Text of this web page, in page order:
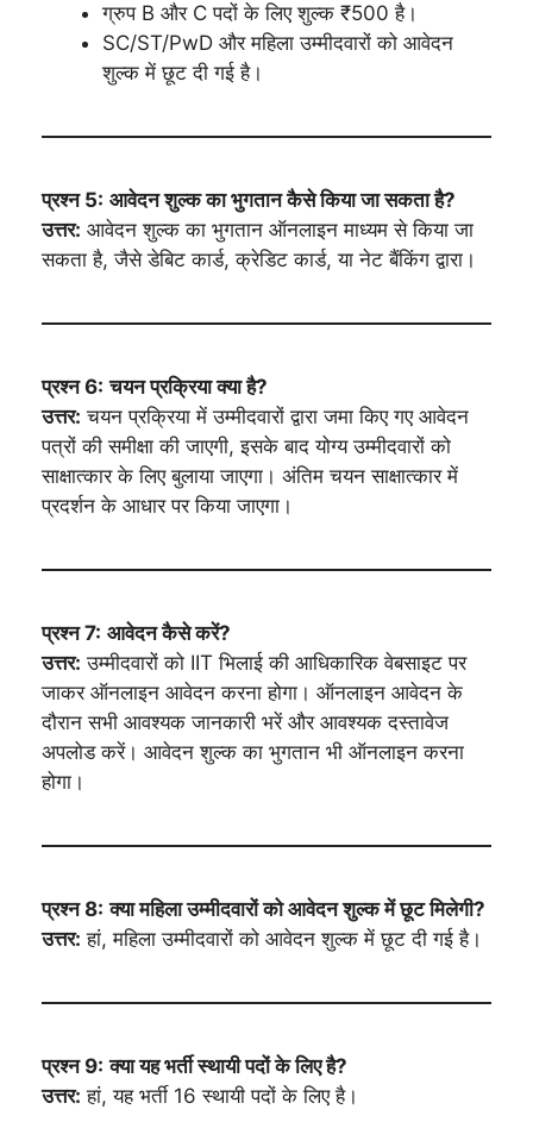
ग्रुप B और C पदों के लिए शुल्क ₹500 है।
SC/ST/PwD और महिला उम्मीदवारों को आवेदन
शुल्क में छूट दी गई है।
प्रश्न 5: आवेदन शुल्क का भुगतान कैसे किया जा सकता है?
उत्तर: आवेदन शुल्क का भुगतान ऑनलाइन माध्यम से किया जा
सकता है, जैसे डेबिट कार्ड, क्रेडिट कार्ड, या नेट बैंकिंग द्वारा।
प्रश्न 6: चयन प्रक्रिया क्या है?
उत्तर: चयन प्रक्रिया में उम्मीदवारों द्वारा जमा किए गए आवेदन
पत्रों की समीक्षा की जाएगी, इसके बाद योग्य उम्मीदवारों को
साक्षात्कार के लिए बुलाया जाएगा। अंतिम चयन साक्षात्कार में
प्रदर्शन के आधार पर किया जाएगा।
प्रश्न 7: आवेदन कैसे करें?
उत्तर: उम्मीदवारों को IIT भिलाई की आधिकारिक वेबसाइट पर
जाकर ऑनलाइन आवेदन करना होगा। ऑनलाइन आवेदन के
दौरान सभी आवश्यक जानकारी भरें और आवश्यक दस्तावेज
अपलोड करें। आवेदन शुल्क का भुगतान भी ऑनलाइन करना
होगा।
प्रश्न 8: क्या महिला उम्मीदवारों को आवेदन शुल्क में छूट मिलेगी?
उत्तर: हां, महिला उम्मीदवारों को आवेदन शुल्क में छूट दी गई है।
प्रश्न 9: क्या यह भर्ती स्थायी पदों के लिए है?
उत्तर: हां, यह भर्ती 16 स्थायी पदों के लिए है।